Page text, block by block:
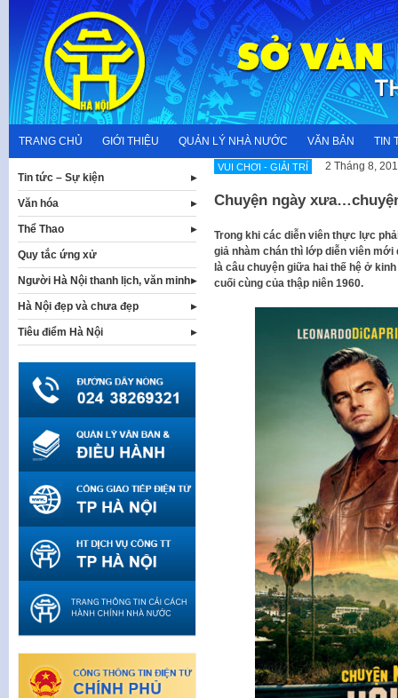
content
TRANG CHỦ GIỚI THIỆU QUẢN LÝ NHÀ NƯỚC VĂN BẢN TIN
VUI CHƠI - GIẢI TRÍ 2 Tháng 8,
Chuyện ngày
Trong khi các diễn viên thực lực
giả nhàm chán thì lớp diễn viên mới
là câu chuyện giữa hai thế hệ ở
cuối cùng của thập niên 1960.
Tin tức – Sự kiện
Văn hóa
Thể Thao
Quy tắc ứng xử
Người Hà Nội thanh lịch, văn minh
Hà Nội đẹp và chưa đẹp
Tiêu điểm Hà Nội